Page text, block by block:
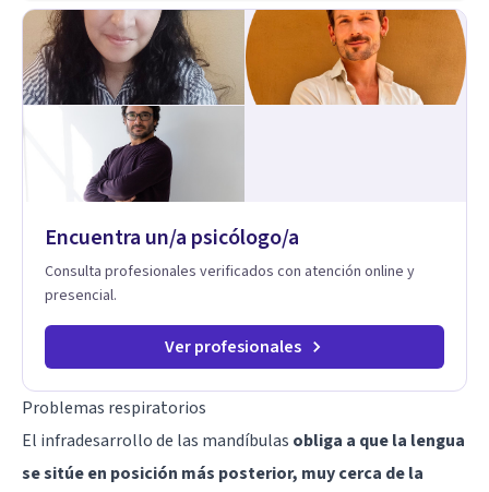
respiración neurodinámica, integrando actualmente la
Psicología Analítica Junguiana. Mi abordaje también incorpora
perspectivas interculturales, ecopsicología y el trabajo
simbólico con el inconsciente, entendiendo que cada
proceso terapéutico es único y requiere una mirada
personalizada.
Encuentra un/a psicólogo/a
Consulta profesionales verificados con atención online y
presencial.
Ver profesionales
Problemas respiratorios
El infradesarrollo de las mandíbulas obliga a que la lengua
se sitúe en posición más posterior, muy cerca de la